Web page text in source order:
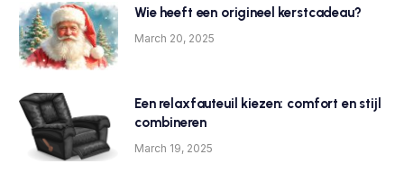
Wie heeft een origineel kerstcadeau?
March 20, 2025
Een relaxfauteuil kiezen: comfort en stijl
combineren
March 19, 2025